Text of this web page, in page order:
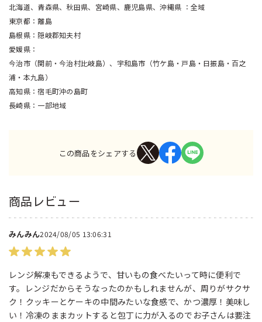
北海道、青森県、秋田県、宮崎県、鹿児島県、沖縄県
全域
東京都
離島
島根県
隠岐郡知夫村
愛媛県
今治市（関前・今治村比岐島）、宇和島市（竹ケ島・戸島・日振島・百之
浦・本九島）
高知県
宿毛町沖の島町
長崎県
一部地域
この商品をシェアする
商品レビュー
みんみん2024/08/05 13:06:31
レンジ解凍もできるようで、甘いもの食べたいって時に便利で
す。レンジだからそうなったのかもしれませんが、周りがサクサ
ク！クッキーとケーキの中間みたいな食感で、かつ濃厚！美味し
い！冷凍のままカットすると包丁に力が入るのでお子さんは要注